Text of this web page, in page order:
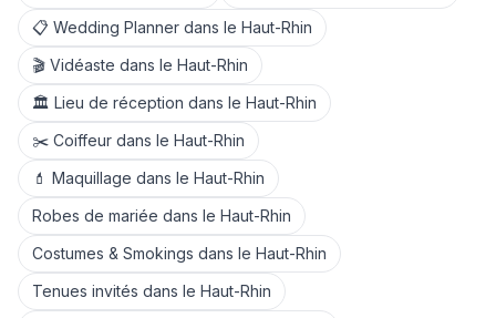
📋 Wedding Planner dans le Haut-Rhin
🎬 Vidéaste dans le Haut-Rhin
🏛️ Lieu de réception dans le Haut-Rhin
✂️ Coiffeur dans le Haut-Rhin
💄 Maquillage dans le Haut-Rhin
Robes de mariée dans le Haut-Rhin
Costumes & Smokings dans le Haut-Rhin
Tenues invités dans le Haut-Rhin